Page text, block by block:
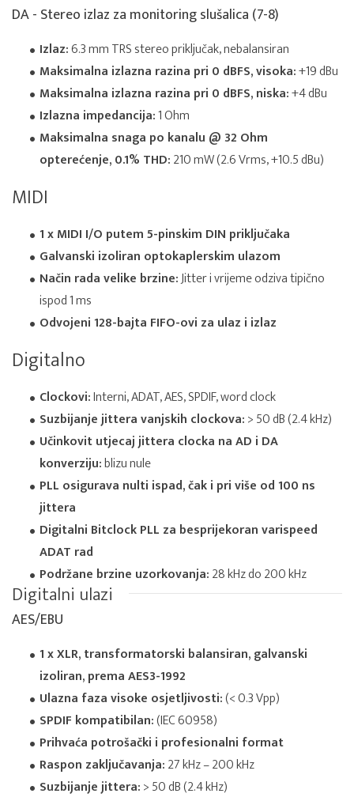
DA - Stereo izlaz za monitoring slušalica (7-8)
Izlaz:6.3 mm TRS stereo priključak, nebalansiran
Maksimalna izlazna razina pri 0 dBFS, visoka:+19 dBu
Maksimalna izlazna razina pri 0 dBFS, niska:+4 dBu
Izlazna impedancija:1 Ohm
Maksimalna snaga po kanalu @ 32 Ohm
opterećenje, 0.1% THD:210 mW (2.6 Vrms, +10.5 dBu)
MIDI
1 x MIDI I/O putem 5-pinskim DIN priključaka
Galvanski izoliran optokaplerskim ulazom
Način rada velike brzine:Jitter i vrijeme odziva tipično
ispod 1 ms
Odvojeni 128-bajta FIFO-ovi za ulaz i izlaz
Digitalno
Clockovi:Interni, ADAT, AES, SPDIF, word clock
Suzbijanje jittera vanjskih clockova:> 50 dB (2.4 kHz)
Učinkovit utjecaj jittera clocka na AD i DA
konverziju:blizu nule
PLL osigurava nulti ispad, čak i pri više od 100 ns
jittera
Digitalni Bitclock PLL za besprijekoran varispeed
ADAT rad
Podržane brzine uzorkovanja:28 kHz do 200 kHz
Digitalni ulazi
AES/EBU
1 x XLR, transformatorski balansiran, galvanski
izoliran, prema AES3-1992
Ulazna faza visoke osjetljivosti:(< 0.3 Vpp)
SPDIF kompatibilan:(IEC 60958)
Prihvaća potrošački i profesionalni format
Raspon zaključavanja:27 kHz – 200 kHz
Suzbijanje jittera:> 50 dB (2.4 kHz)